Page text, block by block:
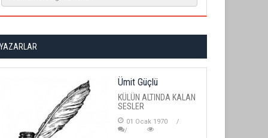
YAZARLAR
Ümit Güçlü
KÜLÜN ALTINDA KALAN
SESLER
01 Ocak 1970